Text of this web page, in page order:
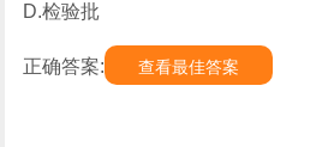
D.检验批
正确答案: 查看最佳答案